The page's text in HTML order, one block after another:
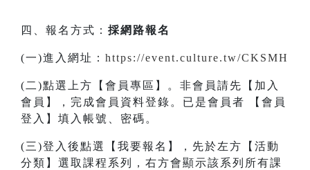
四、報名方式： 採網路報名
(一)進入網址： https://event.culture.tw/CKSMH
(二)點選上方【會員專區】。非會員請先【加入
會員】，完成會員資料登錄。已是會員者 【會員
登入】填入帳號、密碼。
(三)登入後點選【我要報名】，先於左方【活動
分類】選取課程系列，右方會顯示該系列所有課